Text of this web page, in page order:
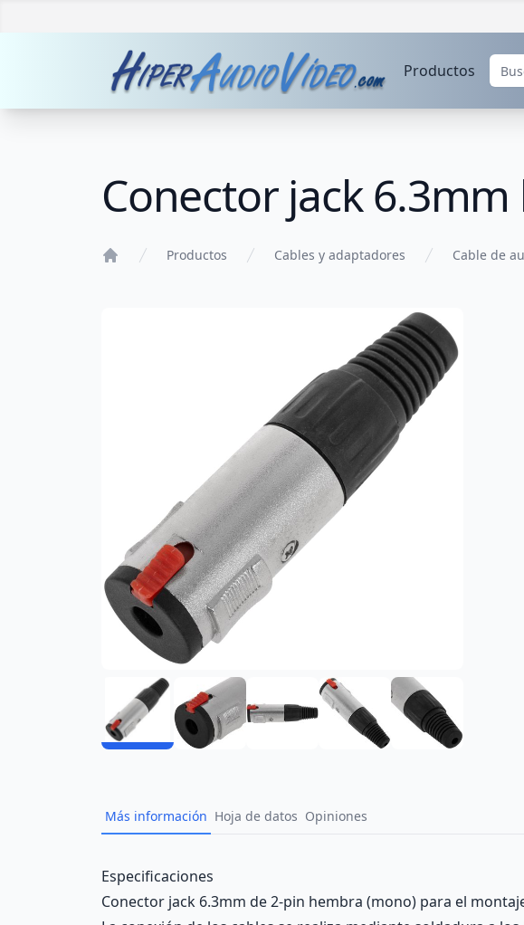
Productos
Conector jack
Productos Cables y adaptadores Cable de
Más información Hoja de datos Opiniones
Description
Especificaciones
Conector jack 6.3mm de 2-pin hembra (mono) para el